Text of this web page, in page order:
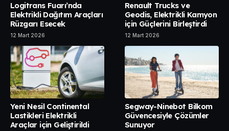
Logitrans Fuarı’nda
Elektrikli Dağıtım Araçları
Rüzgarı Esecek
12 Mart 2026
Renault Trucks ve
Geodis, Elektrikli Kamyon
için Güçlerini Birleştirdi
12 Mart 2026
Yeni Nesil Continental
Lastikleri Elektrikli
Araçlar için Geliştirildi
Segway-Ninebot Bilkom
Güvencesiyle Çözümler
Sunuyor